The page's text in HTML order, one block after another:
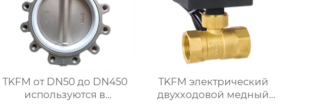
TKFM от DN50 до DN450
используются в
TKFM электрический
двухходовой медный